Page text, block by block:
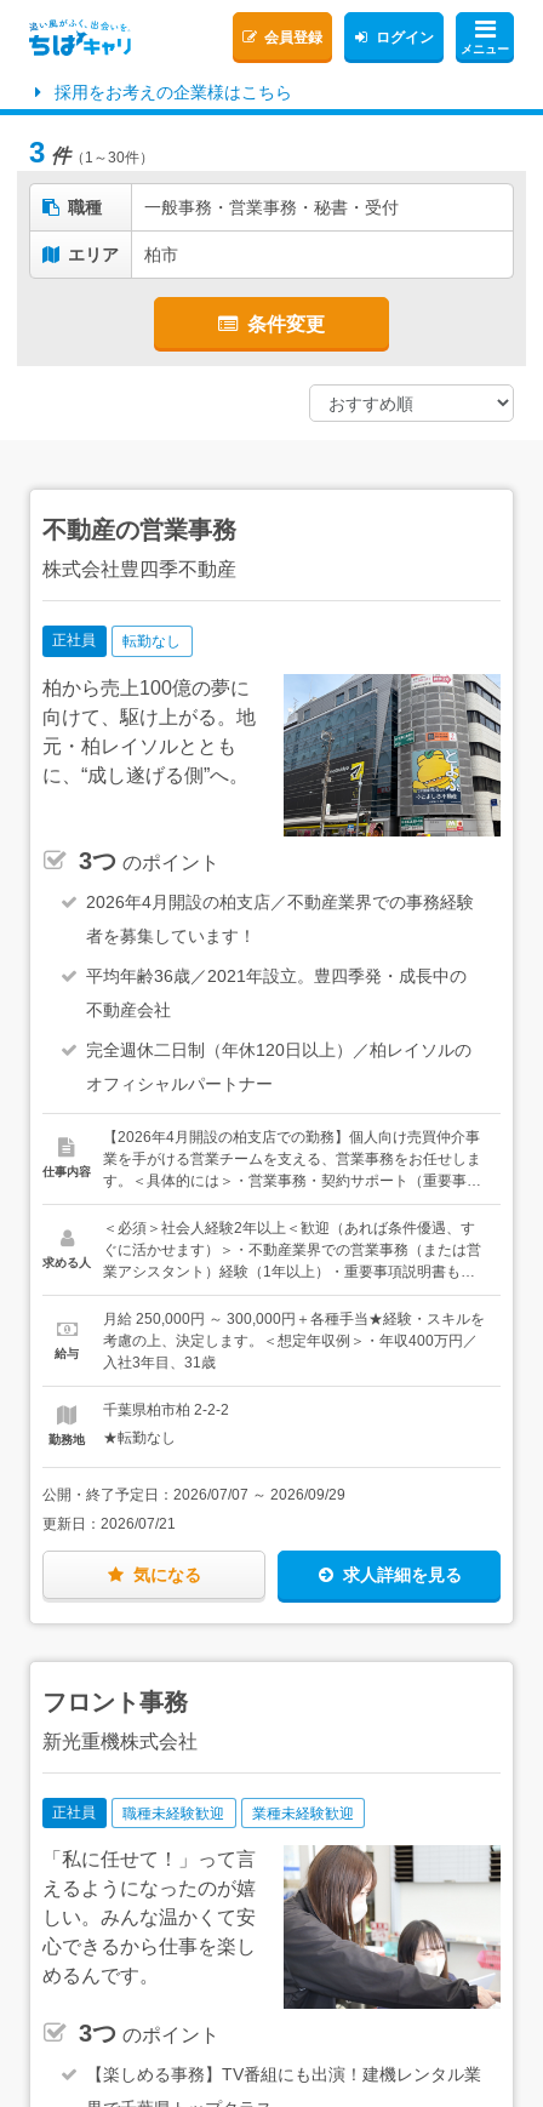
メニュー
会員登録 ログイン
採用をお考えの企業様はこちら
3 件（1～30件）
職種 一般事務・営業事務・秘書・受付
エリア 柏市
条件変更
不動産の営業事務
株式会社豊四季不動産
正社員 転勤なし
柏から売上100億の夢に
向けて、駆け上がる。地
元・柏レイソルととも
に、“成し遂げる側”へ。
3つ のポイント
2026年4月開設の柏支店／不動産業界での事務経験
者を募集しています！
平均年齢36歳／2021年設立。豊四季発・成長中の
不動産会社
完全週休二日制（年休120日以上）／柏レイソルの
オフィシャルパートナー
仕事内容
【2026年4月開設の柏支店での勤務】個人向け売買仲介事
業を手がける営業チームを支える、営業事務をお任せしま
す。＜具体的には＞・営業事務・契約サポート（重要事項
説明書・契約書類の作成補助、決済準備、進捗・スケジュ
ール管理）・来店・顧客対応・受付（ご来店・電話・メー
ル対応、お問い合わせの一次受け）・ポータル・物件登
録・広告管理（ポータルサイトへの物件登録、画像・原稿
案・商談に集中できるよう、事務まわりを巻き取り、サポ
ートする役割をお任せします。★一緒に働く事務スタッフ
は1名。入社後は、早い段階で慣れていただけるよう、一
求める人
＜必須＞社会人経験2年以上＜歓迎（あれば条件優遇、す
ぐに活かせます）＞・不動産業界での営業事務（または営
業アシスタント）経験（1年以上）・重要事項説明書もし
くは契約書類の作成補助の経験・「宅地建物取引士」資格
※お持ちでない方は、入社後、原則取得していただきま
す。現在勉強中の方も大歓迎です！・業務フローの改善や
ITツールの導入、活用に取り組んだ経験◆当社のバリュ
です◆バリュー：Bring Happy to Gain Money（まずは相手
Pro（プロとして最高のサービス、ディールをして、全方
位から頼られる存在になろう。）Better Every Day（昨日
より今日、今日より明日。少しでもいい、毎日前進しよ
ッショナルな不動産会社になる※バリュー、ビジョンの詳
細は、ぜひHPでもご覧ください（求人下部にリンクあり）
給与
月給 250,000円 ～ 300,000円＋各種手当★経験・スキルを
考慮の上、決定します。＜想定年収例＞・年収400万円／
入社3年目、31歳
勤務地
千葉県柏市柏 2-2-2
★転勤なし
公開・終了予定日： 2026/07/07 ～ 2026/09/29
更新日： 2026/07/21
気になる 求人詳細を見る
フロント事務
新光重機株式会社
正社員 職種未経験歓迎 業種未経験歓迎
「私に任せて！」って言
えるようになったのが嬉
しい。みんな温かくて安
心できるから仕事を楽し
めるんです。
3つ のポイント
【楽しめる事務】TV番組にも出演！建機レンタル業